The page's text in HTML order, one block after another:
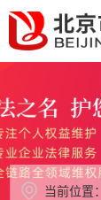
当前位置：